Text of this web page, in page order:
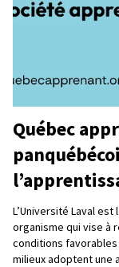
Québec
L’Université Laval
organisme qui vise à
conditions
milieux adoptent une